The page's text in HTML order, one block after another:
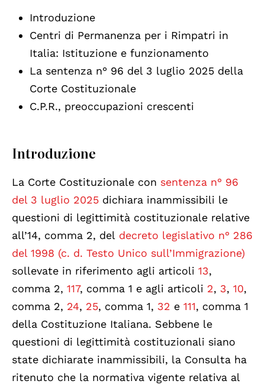
Introduzione
Centri di Permanenza per i Rimpatri in
Italia: Istituzione e funzionamento
La sentenza n° 96 del 3 luglio 2025 della
Corte Costituzionale
C.P.R., preoccupazioni crescenti
Introduzione
La Corte Costituzionale con sentenza n° 96
del 3 luglio 2025 dichiara inammissibili le
questioni di legittimità costituzionale relative
all’14, comma 2, del decreto legislativo n° 286
del 1998 (c. d. Testo Unico sull’Immigrazione)
sollevate in riferimento agli articoli 13,
comma 2, 117, comma 1 e agli articoli 2, 3, 10,
comma 2, 24, 25, comma 1, 32 e 111, comma 1
della Costituzione Italiana. Sebbene le
questioni di legittimità costituzionali siano
state dichiarate inammissibili, la Consulta ha
ritenuto che la normativa vigente relativa al